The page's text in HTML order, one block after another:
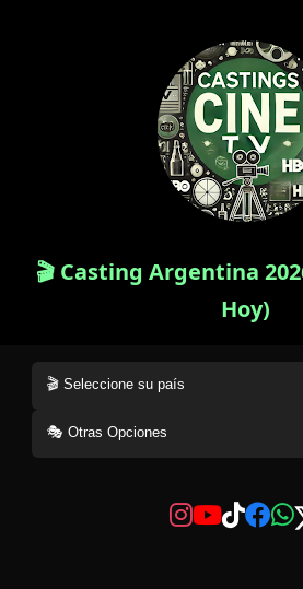
🎬 Casting Argentina
Hoy)